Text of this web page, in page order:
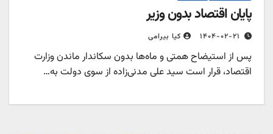
پایان اقتصاد بدون وزیر
۱۴۰۴-۰۲-۲۱ کیا بیرامی
پس از استیضاح همتی و ماه‌ها بدون سکاندار ماندن وزارت
اقتصاد، قرار است سید علی مدنی‌زاده از سوی دولت به…